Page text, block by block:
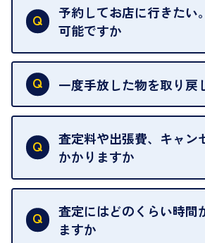
がございます。ご了承ください。
予約してお店に行きたい
可能ですか
申し訳ありませんが、現在はご
おりません。
を整えておりますので、お好き
い。
お急ぎの場合はスタッフに一言
可能な限り、迅速に対応させて
一度手放した物を取り戻
当店は質店ではありませんので
は基本的に販売へと回されます
せんので、ご了承ください。
グオフが可能です。
契約破棄という形で、お品物を
きます。
査定料や出張費、キャン
かかりますか
一切いただいておりません。査
だけない場合は、その場でお断
ございません。お気軽にご相談く
査定にはどのくらい時間
ますか